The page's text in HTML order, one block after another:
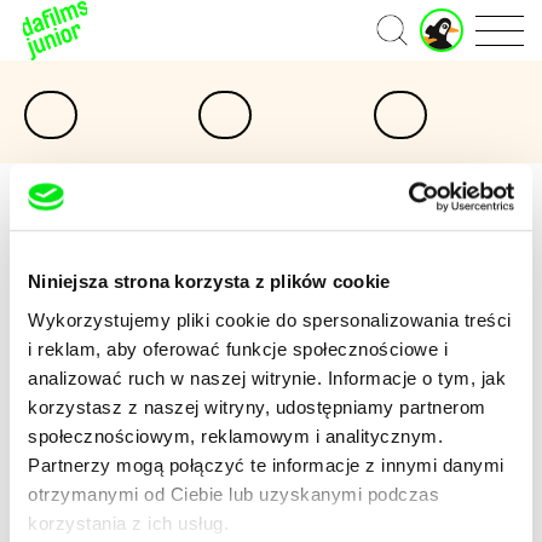
Niniejsza strona korzysta z plików cookie
Wykorzystujemy pliki cookie do spersonalizowania treści
i reklam, aby oferować funkcje społecznościowe i
analizować ruch w naszej witrynie. Informacje o tym, jak
korzystasz z naszej witryny, udostępniamy partnerom
społecznościowym, reklamowym i analitycznym.
Partnerzy mogą połączyć te informacje z innymi danymi
otrzymanymi od Ciebie lub uzyskanymi podczas
korzystania z ich usług.
Strona
główna
Wybieraj według
Oferta filmowa
Niedawno dodane
Tytuł